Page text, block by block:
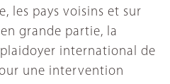
les pays voisins et sur
grande partie, la
international de
une intervention